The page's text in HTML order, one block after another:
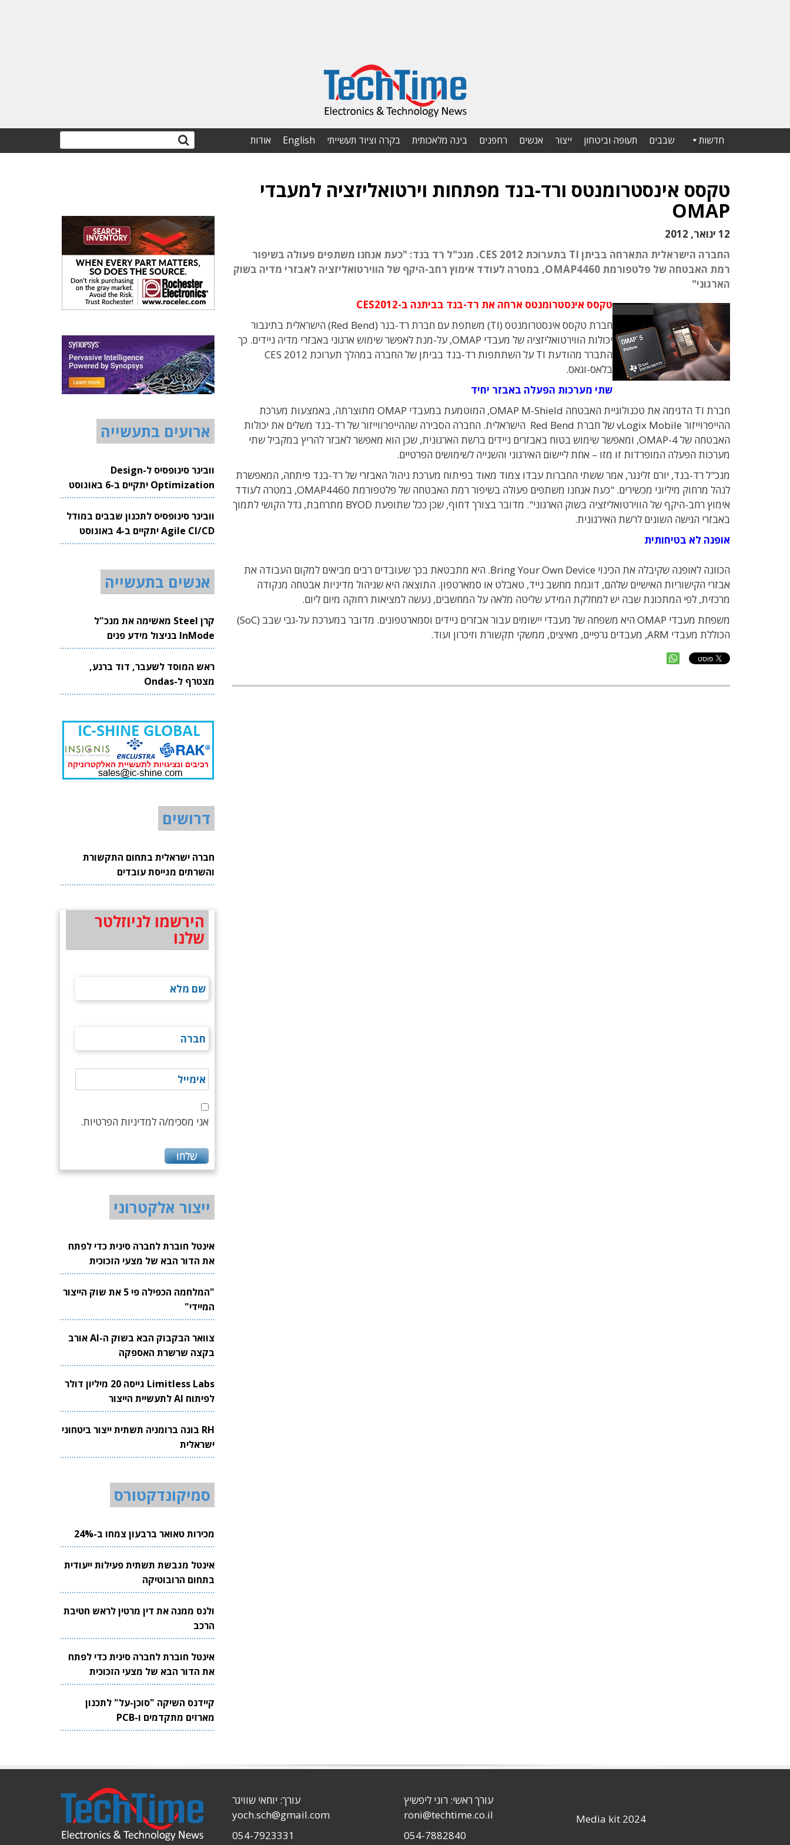
חדשות שבבים תעופה וביטחון ייצור אנשים רחפנים בינה מלאכותית בקרה וציוד תעשייתי English אודות
טקסס אינסטרומנטס ורד-בנד מפתחות וירטואליזציה למעבדי
OMAP
12 ינואר, 2012
החברה הישראלית התארחה בביתן TI בתערוכת CES 2012. מנכ"ל רד בנד: "כעת אנחנו משתפים פעולה בשיפור
רמת האבטחה של פלטפורמת OMAP4460, במטרה לעודד אימוץ רחב-היקף של הווירטואליזציה לאבזרי מדיה בשוק
הארגוני"
טקסס אינסטרומנטס ארחה את רד-בנד בביתנה ב-CES2012
חברת טקסס אינסטרומנטס (TI) משתפת עם חברת רד-בנר (Red Bend) הישראלית בתיגבור
יכולות הווירטואליזציה של מעבדי OMAP, על-מנת לאפשר שימוש ארגוני באבזרי מדיה ניידים. כך
התברר מהודעת TI על השתתפות רד-בנד בביתן של החברה במהלך תערוכת CES 2012
בלאס-וגאס.
שתי מערכות הפעלה באבזר יחיד
חברת TI הדגימה את טכנולוגיית האבטחה OMAP M-Shield, המוטמעת במעבדי OMAP מתוצרתה, באמצעות מערכת
ההייפרוייזור vLogix Mobile של חברת Red Bend הישראלית. החברה הסבירה שההייפרווייזור של רד-בנד משלים את יכולות
האבטחה של OMAP-4, ומאפשר שימוש בטוח באבזרים ניידים ברשת הארגונית, שכן הוא מאפשר לאבזר להריץ במקביל שתי
מערכות הפעלה המופרדות זו מזו – אחת ליישום האירגוני והשנייה לשימושים הפרטיים.
מנכ"ל רד-בנד, יורם זלינגר, אמר ששתי החברות עבדו צמוד מאוד בפיתוח מערכת ניהול האבזרי של רד-בנד פיתחה, המאפשרת
לנהל מרחוק מיליוני מכשירים. "כעת אנחנו משתפים פעולה בשיפור רמת האבטחה של פלטפורמת OMAP4460, במטרה לעודד
אימוץ רחב-היקף של הווירטואליזציה בשוק הארגוני". מדובר בצורך דחוף, שכן ככל שתופעת BYOD מתרחבת, גדל הקושי לתמוך
באבזרי הגישה השונים לרשת האירגונית.
אופנה לא בטיחותית
הכוונה לאופנה שקיבלה את הכינוי Bring Your Own Device. היא מתבטאת בכך שעובדים רבים מביאים למקום העבודה את
אבזרי הקישוריות האישיים שלהם, דוגמת מחשב נייד, טאבלט או סמארטפון. התוצאה היא שניהול מדיניות אבטחה מנקודה
מרכזית, לפי המתכונת שבה יש למחלקת המידע שליטה מלאה על המחשבים, נעשה למציאות רחוקה מיום ליום.
משפחת מעבדי OMAP היא משפחה של מעבדי יישומים עבור אבזרים ניידים וסמארטפונים. מדובר במערכת על-גבי שבב (SoC)
הכוללת מעבדי ARM, מעבדים גרפיים, מאיצים, ממשקי תקשורת וזיכרון ועוד.
ארועים בתעשייה
וובינר סינופסיס ל-Design
Optimization יתקיים ב-6 באוגוסט
2026
וובינר סינופסיס לתכנון שבבים במודל
Agile CI/CD יתקיים ב-4 באוגוסט
2026
אנשים בתעשייה
קרן Steel מאשימה את מנכ"ל
InMode בניצול מידע פנים
ראש המוסד לשעבר, דוד ברנע,
מצטרף ל-Ondas
דרושים
חברה ישראלית בתחום התקשורת
והשרתים מגייסת עובדים
הירשמו לניוזלטר
שלנו
אני מסכימ/ה למדיניות הפרטיות.
ייצור אלקטרוני
אינטל חוברת לחברה סינית כדי לפתח
את הדור הבא של מצעי הזכוכית
לשבבים
"המלחמה הכפילה פי 5 את שוק הייצור
המיידי"
צוואר הבקבוק הבא בשוק ה-AI אורב
בקצה שרשרת האספקה
Limitless Labs גייסה 20 מיליון דולר
לפיתוח AI לתעשיית הייצור
RH בונה ברומניה תשתית ייצור ביטחוני
ישראלית
סמיקונדקטורס
מכירות טאואר ברבעון צמחו ב-24%
אינטל מגבשת תשתית פעילות ייעודית
בתחום הרובוטיקה
ולנס ממנה את דין מרטין לראש חטיבת
הרכב
אינטל חוברת לחברה סינית כדי לפתח
את הדור הבא של מצעי הזכוכית
לשבבים
קיידנס השיקה "סוכן-על" לתכנון
מארזים מתקדמים ו-PCB
Media kit 2024
עורך ראשי: רוני ליפשיץ
roni@techtime.co.il
054-7882840
עורך: יוחאי שוויגר
yoch.sch@gmail.com
054-7923331